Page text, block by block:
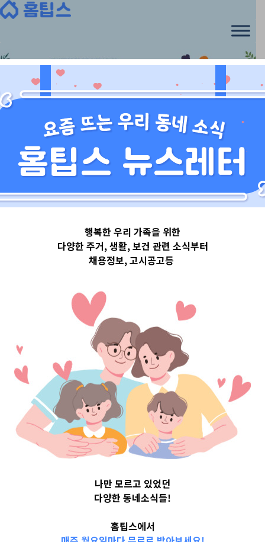
Skip
경상도
경상북도포항시
Top 3 및 주간 소
식 – 20230802
2023-08-02
readybaby-admin
행복한 우리 가족을 위한
다양한 주거, 생활, 보건 관련 소식부터
채용정보, 고시공고등
나만 모르고 있었던
다양한 동네소식들!
홈팁스에서